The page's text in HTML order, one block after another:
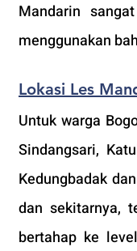
Mandarin
menggunakan
Lokasi Les
Untuk warga
Sindangsari,
Kedungbadak
dan sekitarnya,
bertahap ke